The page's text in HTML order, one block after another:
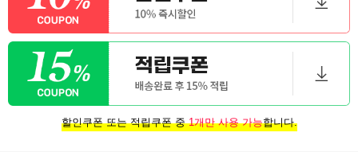
할인쿠폰 또는 적립쿠폰 중1개만 사용 가능합니다.